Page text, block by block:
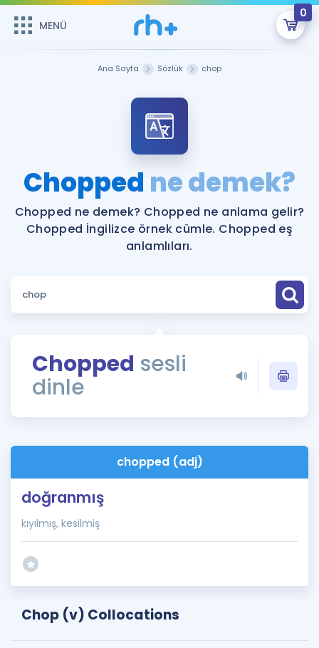
MENÜ
0
ÜYE DEĞİLİM
Sepetin Şu An Boş.
Remzi Hoca ile seni sınava hazırlayacak onlarca eğitim seni
bekliyor!
MENÜ
Katılımcı Görüşleri
Faydalı Araçlar
Sözlük
Rehberlik Aracı
ÖSYM Sınav Takvimi
İngilizce Gramer
Hakkımızda
Ana Sayfa Sözlük chop
Chopped ne demek?
Chopped ne demek? Chopped ne anlama gelir?
Chopped İngilizce örnek cümle. Chopped eş
anlamlıları.
Chopped sesli
dinle
chopped (adj)
doğranmış
kıyılmış, kesilmiş
Chop (v) Collocations